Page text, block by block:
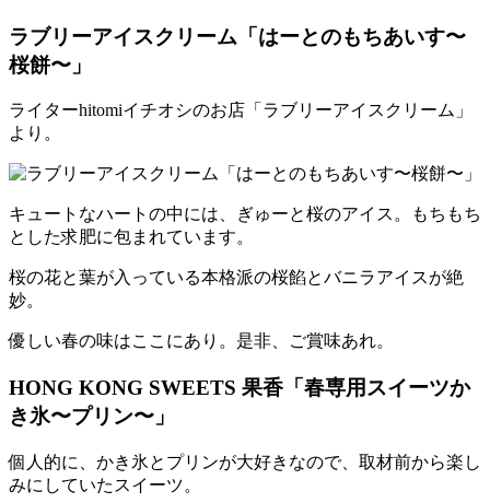
ラブリーアイスクリーム「はーとのもちあいす〜
桜餅〜」
ライターhitomiイチオシのお店「ラブリーアイスクリーム」
より。
キュートなハートの中には、ぎゅーと桜のアイス。もちもち
とした求肥に包まれています。
桜の花と葉が入っている本格派の桜餡とバニラアイスが絶
妙。
優しい春の味はここにあり。是非、ご賞味あれ。
HONG KONG SWEETS 果香「春専用スイーツか
き氷〜プリン〜」
個人的に、かき氷とプリンが大好きなので、取材前から楽し
みにしていたスイーツ。